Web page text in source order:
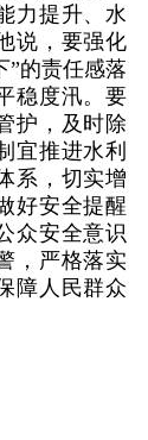
力提升、水
说，要强化
”的责任感落
稳度汛。要
护，及时除
宜推进水利
系，切实增
好安全提醒
众安全意识
，严格落实
障人民群众